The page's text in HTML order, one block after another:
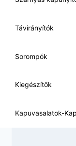
Távirányítók
Sorompók
Kiegészítők
Kapuvasalatok-